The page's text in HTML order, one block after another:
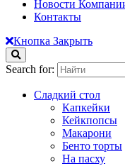
Новости
Контакты
Кнопка Закрыть
Search for:
Сладкий стол
Капкейки
Кейкпопсы
Макарони
Бенто торты
На пасху